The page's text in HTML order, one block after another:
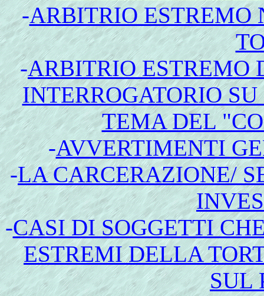
-ARBITRIO ESTREMO
-ARBITRIO ESTREMO
INTERROGATORIO
TEMA DEL
-AVVERTIMENTI
-LA CARCERAZIONE/
-CASI DI SOGGETTI
ESTREMI DELLA
SUL